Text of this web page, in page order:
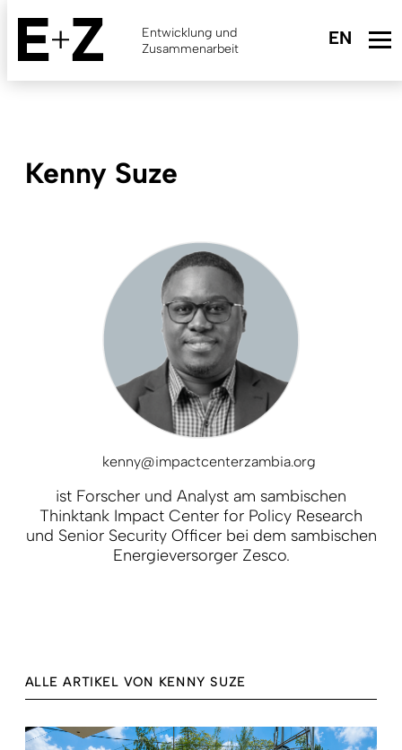
Skip
main
content
Entwicklung und
Zusammenarbeit
Kenny Suze
kenny@impactcenterzambia.org
ist Forscher und Analyst am sambischen
Thinktank Impact Center for Policy Research
und Senior Security Officer bei dem sambischen
Energieversorger Zesco.
ALLE ARTIKEL VON KENNY SUZE